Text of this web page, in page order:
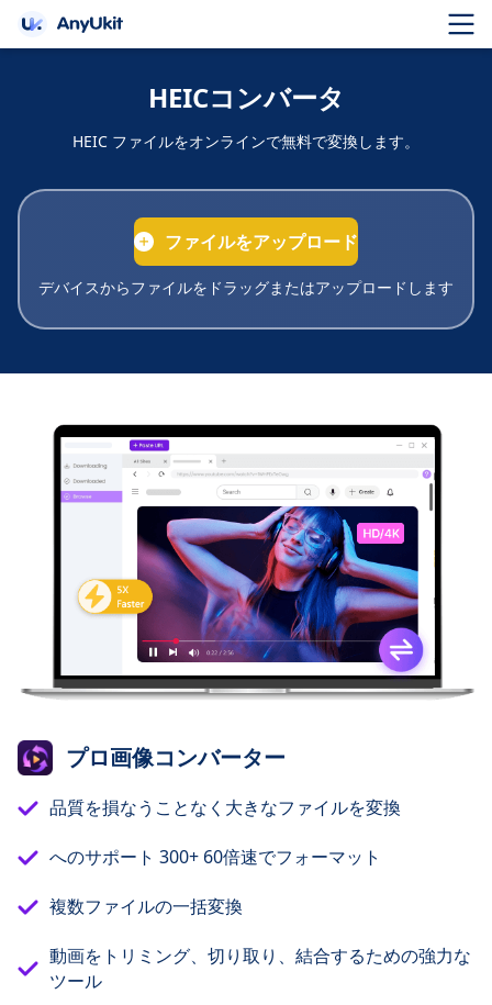
HEICコンバータ
HEIC ファイルをオンラインで無料で変換します。
ファイルをアップロード
デバイスからファイルをドラッグまたはアップロードします
プロ画像コンバーター
品質を損なうことなく大きなファイルを変換
へのサポート 300+ 60倍速でフォーマット
複数ファイルの一括変換
動画をトリミング、切り取り、結合するための強力な
ツール